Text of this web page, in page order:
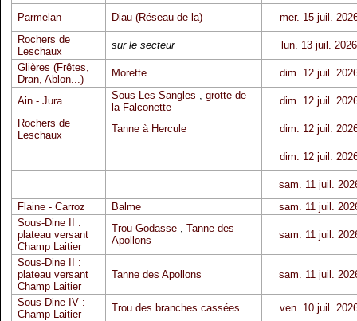
Parmelan Diau (Réseau de la)
mer. 15 juil.
Rochers de
Leschaux
sur le secteur
lun. 13 juil. 2026
Glières (Frêtes,
Dran, Ablon...)
Morette dim. 12 juil.
Ain - Jura Sous Les Sangles , grotte de
la Falconette
dim. 12 juil.
Rochers de
Leschaux
Tanne à Hercule dim. 12 juil.
dim. 12 juil.
sam. 11 juil.
Flaine - Carroz
Balme
sam. 11 juil.
Sous-Dine II :
plateau versant
Champ Laitier
Trou Godasse, Tanne des
Apollons
sam. 11 juil.
Sous-Dine II :
plateau versant
Champ Laitier
Tanne des Apollons sam. 11 juil.
Sous-Dine IV :
Champ Laitier
Trou des branches cassées
ven. 10 juil.